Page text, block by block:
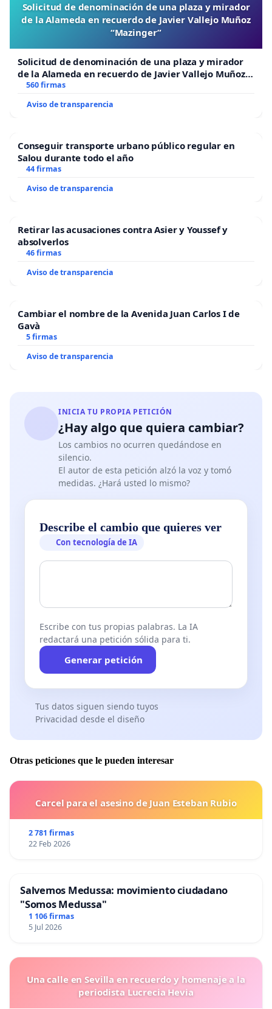
Solicitud de denominación de una plaza y mirador
de la Alameda en recuerdo de Javier Vallejo Muñoz
“Mazinger”
Solicitud de denominación de una plaza y mirador
de la Alameda en recuerdo de Javier Vallejo Muñoz
“Mazinger”
560 firmas
Aviso de transparencia
Conseguir transporte urbano público regular en
Salou durante todo el año
44 firmas
Aviso de transparencia
Retirar las acusaciones contra Asier y Youssef y
absolverlos
46 firmas
Aviso de transparencia
Cambiar el nombre de la Avenida Juan Carlos I de
Gavà
5 firmas
Aviso de transparencia
INICIA TU PROPIA PETICIÓN
¿Hay algo que quiera cambiar?
Los cambios no ocurren quedándose en
silencio.
El autor de esta petición alzó la voz y tomó
medidas. ¿Hará usted lo mismo?
Describe el cambio que quieres ver
Con tecnología de IA
Escribe con tus propias palabras. La IA
redactará una petición sólida para ti.
Generar petición
Tus datos siguen siendo tuyos
Privacidad desde el diseño
Otras peticiones que le pueden interesar
Carcel para el asesino de Juan Esteban Rubio
2 781 firmas
22 Feb 2026
Salvemos Medussa: movimiento ciudadano
"Somos Medussa"
1 106 firmas
5 Jul 2026
Una calle en Sevilla en recuerdo y homenaje a la
periodista Lucrecia Hevia